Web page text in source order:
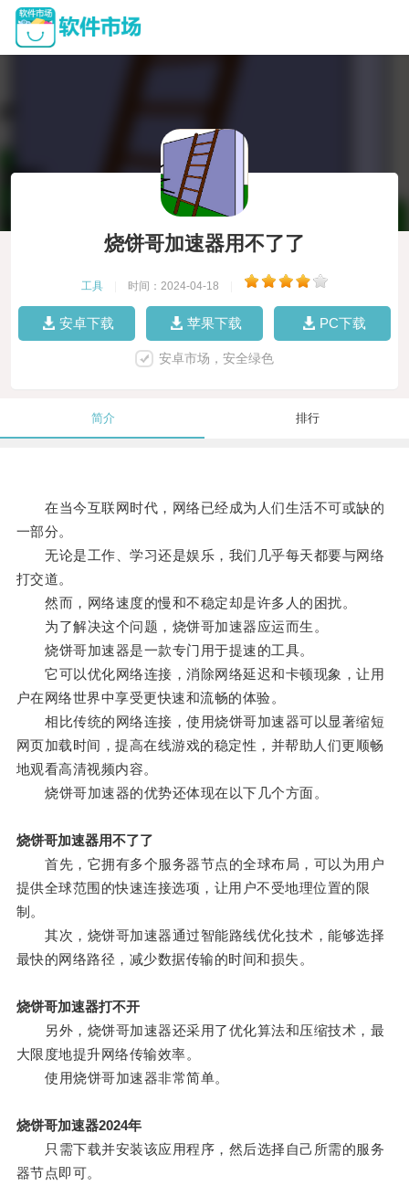
烧饼哥加速器用不了了
工具 时间：2024-04-18
安卓下载 苹果下载 PC下载
安卓市场，安全绿色
简介 排行
在当今互联网时代，网络已经成为人们生活不可或缺的
一部分。
无论是工作、学习还是娱乐，我们几乎每天都要与网络
打交道。
然而，网络速度的慢和不稳定却是许多人的困扰。
为了解决这个问题，烧饼哥加速器应运而生。
烧饼哥加速器是一款专门用于提速的工具。
它可以优化网络连接，消除网络延迟和卡顿现象，让用
户在网络世界中享受更快速和流畅的体验。
相比传统的网络连接，使用烧饼哥加速器可以显著缩短
网页加载时间，提高在线游戏的稳定性，并帮助人们更顺畅
地观看高清视频内容。
烧饼哥加速器的优势还体现在以下几个方面。
烧饼哥加速器用不了了
首先，它拥有多个服务器节点的全球布局，可以为用户
提供全球范围的快速连接选项，让用户不受地理位置的限
制。
其次，烧饼哥加速器通过智能路线优化技术，能够选择
最快的网络路径，减少数据传输的时间和损失。
烧饼哥加速器打不开
另外，烧饼哥加速器还采用了优化算法和压缩技术，最
大限度地提升网络传输效率。
使用烧饼哥加速器非常简单。
烧饼哥加速器2024年
只需下载并安装该应用程序，然后选择自己所需的服务
器节点即可。